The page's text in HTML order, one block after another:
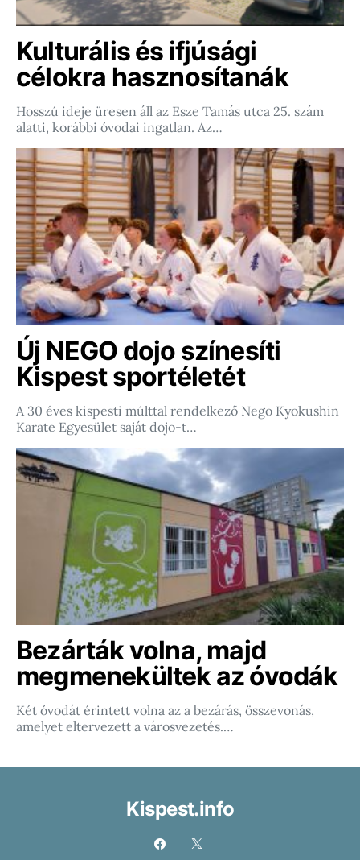
Kulturális és ifjúsági
célokra hasznosítanák
Hosszú ideje üresen áll az Esze Tamás utca 25. szám
alatti, korábbi óvodai ingatlan. Az…
Új NEGO dojo színesíti
Kispest sportéletét
A 30 éves kispesti múlttal rendelkező Nego Kyokushin
Karate Egyesület saját dojo-t…
Bezárták volna, majd
megmenekültek az óvodák
Két óvodát érintett volna az a bezárás, összevonás,
amelyet eltervezett a városvezetés.…
Kispest.info